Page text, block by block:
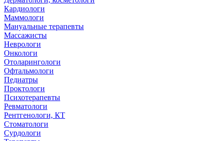
Кардиологи
Маммологи
Мануальные терапевты
Массажисты
Неврологи
Онкологи
Отоларингологи
Офтальмологи
Педиатры
Проктологи
Психотерапевты
Ревматологи
Рентгенологи, КТ
Стоматологи
Сурдологи